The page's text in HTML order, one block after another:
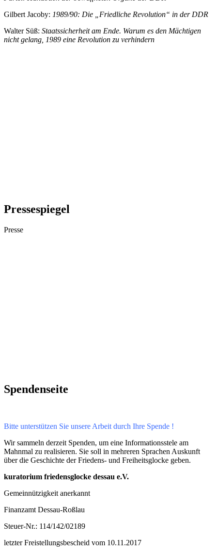
Gilbert Jacoby: 1989/90: Die „Friedliche Revolution“ in der DDR
Walter Süß: Staatssicherheit am Ende. Warum es den Mächtigen
nicht gelang, 1989 eine Revolution zu verhindern
Pressespiegel
Presse
Spendenseite
Bitte unterstützen Sie unsere Arbeit durch Ihre Spende !
Wir sammeln derzeit Spenden, um eine Informationsstele am
Mahnmal zu realisieren. Sie soll in mehreren Sprachen Auskunft
über die Geschichte der Friedens- und Freiheitsglocke geben.
kuratorium friedensglocke dessau e.V.
Gemeinnützigkeit anerkannt
Finanzamt Dessau-Roßlau
Steuer-Nr.: 114/142/02189
letzter Freistellungsbescheid vom 10.11.2017